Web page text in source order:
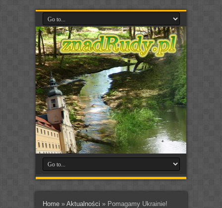
Home» Aktualności » Pomagamy Ukrainie!